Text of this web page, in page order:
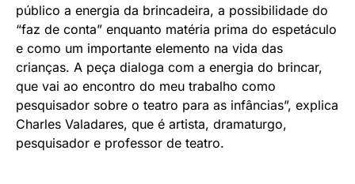
público a energia da brincadeira, a possibilidade do
“faz de conta” enquanto matéria prima do espetáculo
e como um importante elemento na vida das
crianças. A peça dialoga com a energia do brincar,
que vai ao encontro do meu trabalho como
pesquisador sobre o teatro para as infâncias”, explica
Charles Valadares, que é artista, dramaturgo,
pesquisador e professor de teatro.